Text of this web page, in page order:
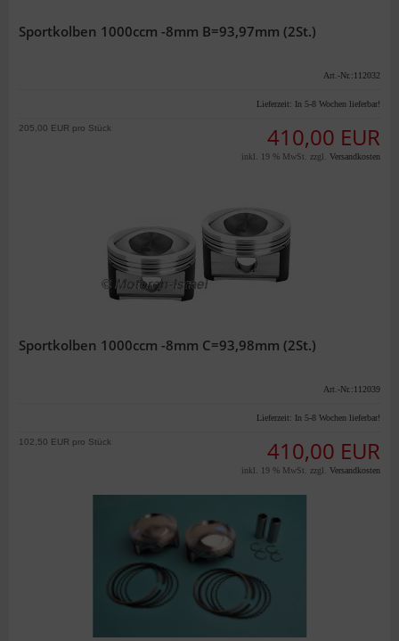
Sportkolben 1000ccm -8mm B=93,97mm (2St.)
Art.-Nr.:112032
Lieferzeit: In 5-8 Wochen lieferbar!
410,00 EUR
205,00 EUR pro Stück
inkl. 19 % MwSt. zzgl. Versandkosten
Sportkolben 1000ccm -8mm C=93,98mm (2St.)
Art.-Nr.:112039
Lieferzeit: In 5-8 Wochen lieferbar!
410,00 EUR
102,50 EUR pro Stück
inkl. 19 % MwSt. zzgl. Versandkosten